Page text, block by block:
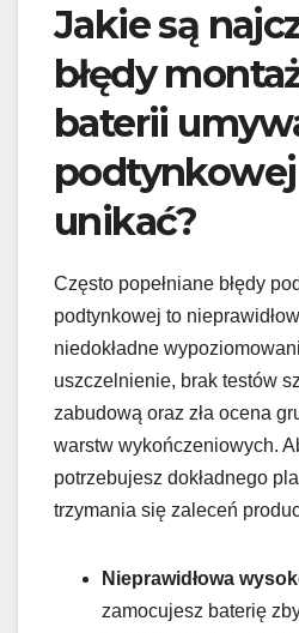
Jakie są
błędy
baterii
unikać?
Często popełniane błędy
podtynkowej to
niedokładne
uszczelnienie, brak testów
zabudową oraz zła ocena
warstw wykończeniowych.
potrzebujesz dokładnego
trzymania się zaleceń
Nieprawidłowa
zamocujesz baterię